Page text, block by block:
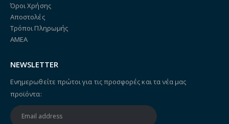
Όροι Χρήσης
Αποστολές
Τρόποι Πληρωμής
ΑΜΕΑ
NEWSLETTER
Ενημερωθείτε πρώτοι για τις προσφορές και τα νέα μας
προϊόντα: